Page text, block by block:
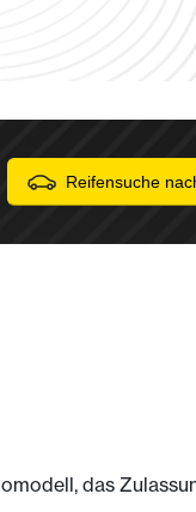
Reifensuche
das